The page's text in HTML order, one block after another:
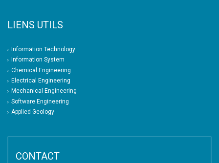
LIENS UTILS
Information Technology
Information System
Chemical Engineering
Electrical Engineering
Mechanical Engineering
Software Engineering
Applied Geology
CONTACT